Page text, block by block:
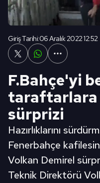
Giriş Tarihi:06 Aralık 2022 12:52
F.Bahçe'yi
taraftarlara
sürprizi
Hazırlıklarını
Fenerbahçe
Volkan Demirel
Teknik Direktörü